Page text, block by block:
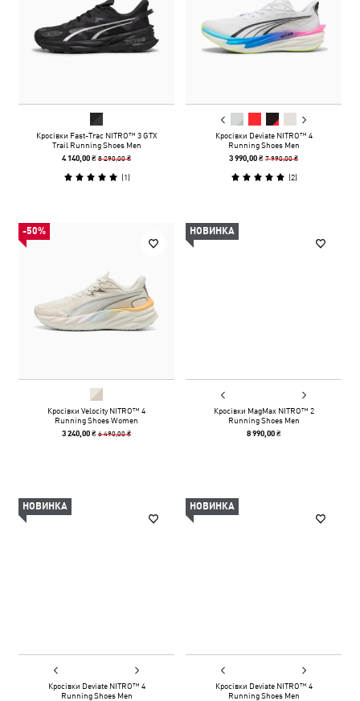
Кросівки Fast-Trac NITRO™ 3 GTX
Trail Running Shoes Men
4 140,00 ₴8 290,00 ₴
(1)
Кросівки Deviate NITRO™ 4
Running Shoes Men
3 990,00 ₴7 990,00 ₴
(2)
-50%
Кросівки Velocity NITRO™ 4
Running Shoes Women
3 240,00 ₴6 490,00 ₴
НОВИНКА
Кросівки MagMax NITRO™ 2
Running Shoes Men
8 990,00 ₴
НОВИНКА
Кросівки Deviate NITRO™ 4
Running Shoes Men
НОВИНКА
Кросівки Deviate NITRO™ 4
Running Shoes Men